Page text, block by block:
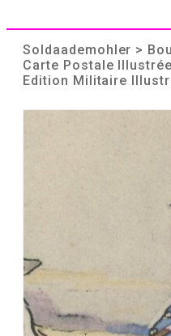
Soldaademohler >
Carte Postale
Edition Militaire